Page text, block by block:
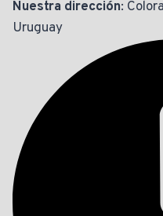
Nuestra dirección:
Uruguay